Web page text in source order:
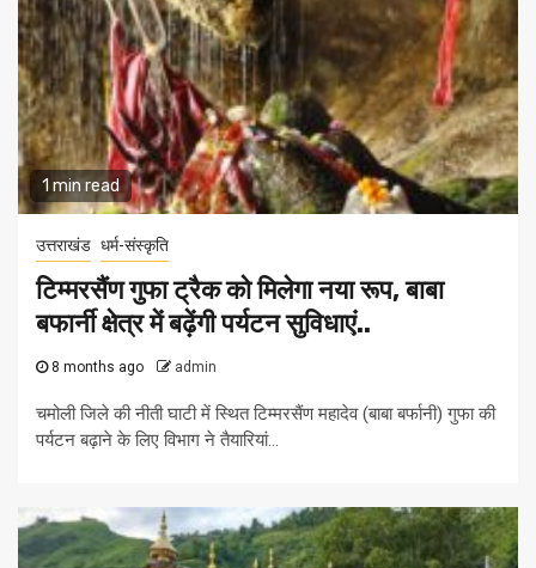
1 min read
उत्तराखंड धर्म-संस्कृति
टिम्मरसैंण गुफा ट्रैक को मिलेगा नया रूप, बाबा
बफार्नी क्षेत्र में बढ़ेंगी पर्यटन सुविधाएं..
8 months ago admin
चमोली जिले की नीती घाटी में स्थित टिम्मरसैंण महादेव (बाबा बर्फानी) गुफा की
पर्यटन बढ़ाने के लिए विभाग ने तैयारियां...